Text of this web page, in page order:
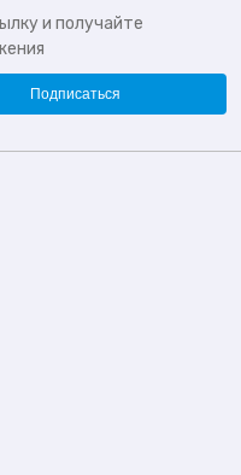
и получайте
Подписаться